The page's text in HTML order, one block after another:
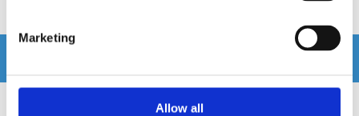
Marketing
Allow all